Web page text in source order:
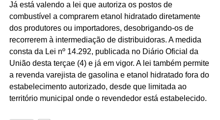
Já está valendo a lei que autoriza os postos de
combustível a comprarem etanol hidratado diretamente
dos produtores ou importadores, desobrigando-os de
recorrerem à intermediação de distribuidoras. A medida
consta da Lei nº 14.292, publicada no Diário Oficial da
União desta terçae (4) e já em vigor. A lei também permite
a revenda varejista de gasolina e etanol hidratado fora do
estabelecimento autorizado, desde que limitada ao
território municipal onde o revendedor está estabelecido.